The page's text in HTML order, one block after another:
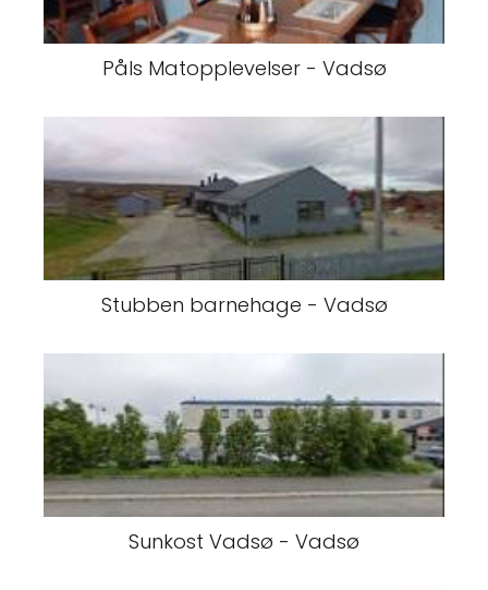
Påls Matopplevelser - Vadsø
Stubben barnehage - Vadsø
Sunkost Vadsø - Vadsø